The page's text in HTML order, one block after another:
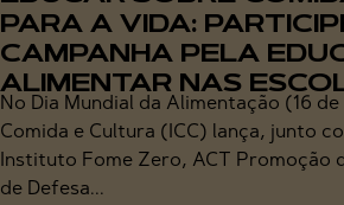
PARA A VIDA:
CAMPANHA PELA
ALIMENTAR NAS
No Dia Mundial da Alimentação (16
Comida e Cultura (ICC) lança, junto
Instituto Fome Zero, ACT Promoção
de Defesa...